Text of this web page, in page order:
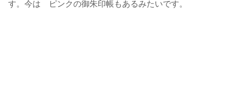
す。今は ピンクの御朱印帳もあるみたいです。